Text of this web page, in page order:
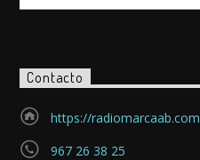
Contacto
https://radiomarcaab.com
967 26 38 25